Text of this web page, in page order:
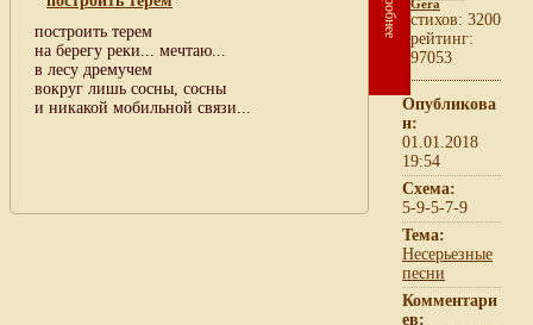
построить терем
на берегу реки... мечтаю...
в лесу дремучем
вокруг лишь сосны, сосны
и никакой мобильной связи...
Gera
cтихов: 3200
рейтинг:
97053
Опубликова
н:
01.01.2018
19:54
Схема:
5-9-5-7-9
Тема:
Несерьезные
песни
Комментари
ев: